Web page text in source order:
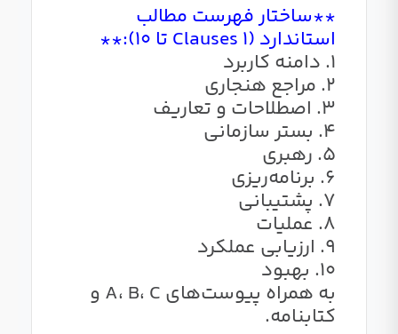
**ساختار فهرست مطالب
استاندارد (Clauses 1 تا 10):**
1. دامنه کاربرد
2. مراجع هنجاری
3. اصطلاحات و تعاریف
4. بستر سازمانی
5. رهبری
6. برنامه‌ریزی
7. پشتیبانی
8. عملیات
9. ارزیابی عملکرد
10. بهبود
به همراه پیوست‌های A، B، C و
کتابنامه.